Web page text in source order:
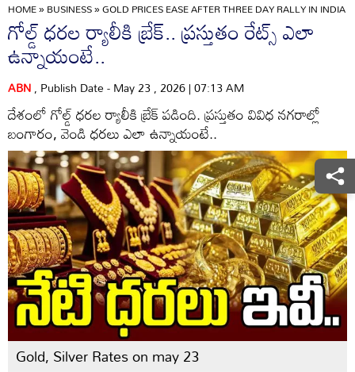
HOME»BUSINESS»GOLD PRICES EASE AFTER THREE DAY RALLY IN INDIA
గోల్డ్ ధరల ర్యాలీకి బ్రేక్.. ప్రస్తుతం రేట్స్ ఎలా
ఉన్నాయంటే..
ABN, Publish Date - May 23 , 2026 | 07:13 AM
దేశంలో గోల్డ్ ధరల ర్యాలీకి బ్రేక్ పడింది. ప్రస్తుతం వివిధ నగరాల్లో
బంగారం, వెండి ధరలు ఎలా ఉన్నాయంటే..
Gold, Silver Rates on may 23